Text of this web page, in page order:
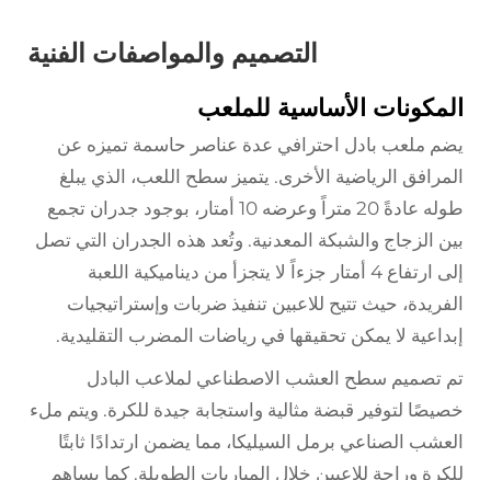
التصميم والمواصفات الفنية
المكونات الأساسية للملعب
يضم ملعب بادل احترافي عدة عناصر حاسمة تميزه عن
المرافق الرياضية الأخرى. يتميز سطح اللعب، الذي يبلغ
طوله عادةً 20 متراً وعرضه 10 أمتار، بوجود جدران تجمع
بين الزجاج والشبكة المعدنية. وتُعد هذه الجدران التي تصل
إلى ارتفاع 4 أمتار جزءاً لا يتجزأ من ديناميكية اللعبة
الفريدة، حيث تتيح للاعبين تنفيذ ضربات وإستراتيجيات
إبداعية لا يمكن تحقيقها في رياضات المضرب التقليدية.
تم تصميم سطح العشب الاصطناعي لملاعب البادل
خصيصًا لتوفير قبضة مثالية واستجابة جيدة للكرة. ويتم ملء
العشب الصناعي برمل السيليكا، مما يضمن ارتدادًا ثابتًا
للكرة وراحة للاعبين خلال المباريات الطويلة. كما يساهم